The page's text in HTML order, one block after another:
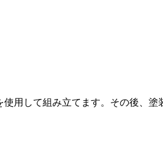
用して組み立てます。その後、塗